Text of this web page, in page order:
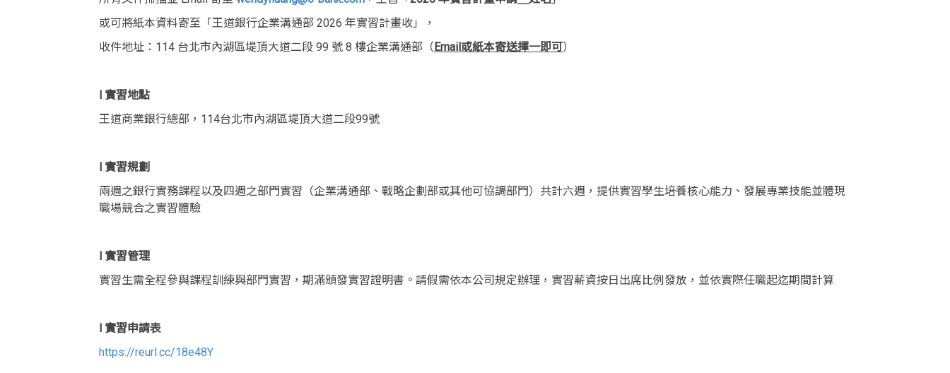
或可將紙本資料寄至「王道銀行企業溝通部 2026 年實習計畫收」，
收件地址：114 台北市內湖區堤頂大道二段 99 號 8 樓企業溝通部（Email或紙本寄送擇一即可）
l 實習地點
王道商業銀行總部，114台北市內湖區堤頂大道二段99號
l 實習規劃
兩週之銀行實務課程以及四週之部門實習（企業溝通部、戰略企劃部或其他可協調部門）共計六週，提供實習學生培養核心能力、發展專業技能並體現
職場競合之實習體驗
l 實習管理
實習生需全程參與課程訓練與部門實習，期滿頒發實習證明書。請假需依本公司規定辦理，實習薪資按日出席比例發放，並依實際任職起迄期間計算
l 實習申請表
https://reurl.cc/18e48Y